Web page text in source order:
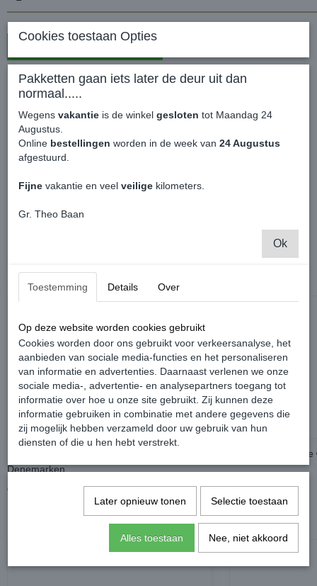
Poppy Grace Mate ® Winter Muts België
De originele Poppy Viking Muts België
Kleur: zwart - geel - rood
Formaat 50 x 50 x 100 mm
Ook interessant
Denemarken
€ 3,99
Poppy Grace
€ 2,99
Cookies toestaan Opties
Pakketten gaan iets later de deur uit dan
normaal.....
Wegens vakantie is de winkel gesloten tot Maandag 24
Augustus.
Online bestellingen worden in de week van 24 Augustus
afgestuurd.
Fijne vakantie en veel veilige kilometers.
Gr. Theo Baan
Ok
Toestemming Details Over
Op deze website worden cookies gebruikt
Cookies worden door ons gebruikt voor verkeersanalyse, het
aanbieden van sociale media-functies en het personaliseren
van informatie en advertenties. Daarnaast verlenen we onze
sociale media-, advertentie- en analysepartners toegang tot
informatie over hoe u onze site gebruikt. Zij kunnen deze
informatie gebruiken in combinatie met andere gegevens die
zij mogelijk hebben verzameld door uw gebruik van hun
diensten of die u hen hebt verstrekt.
Later opnieuw tonen Selectie toestaan
Alles toestaan Nee, niet akkoord